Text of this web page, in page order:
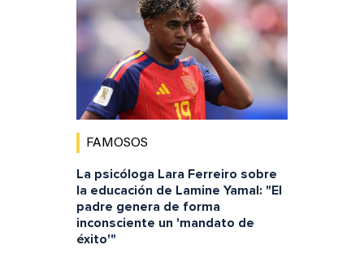
FAMOSOS
La psicóloga Lara Ferreiro sobre
la educación de Lamine Yamal: "El
padre genera de forma
inconsciente un 'mandato de
éxito'"